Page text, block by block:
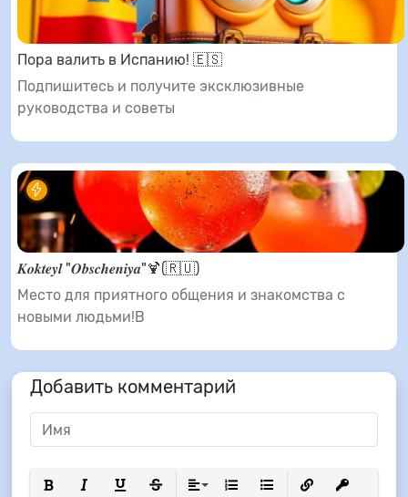
Пора валить в Испанию! 🇪🇸
Подпишитесь и получите эксклюзивные
руководства и советы
𝑲𝒐𝒌𝒕𝒆𝒚𝒍 "𝑶𝒃𝒔𝒄𝒉𝒆𝒏𝒊𝒚𝒂"🍹(🇷🇺)
Место для приятного общения и знакомства с
новыми людьми!В
Добавить комментарий